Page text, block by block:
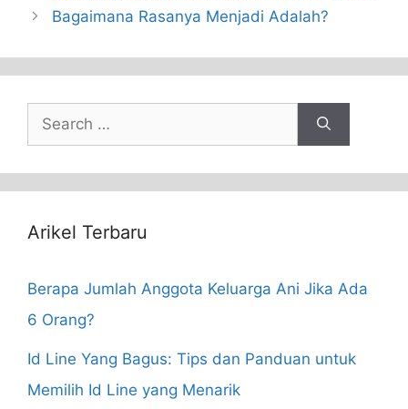
Bagaimana Rasanya Menjadi Adalah?
Search
for:
Arikel Terbaru
Berapa Jumlah Anggota Keluarga Ani Jika Ada
6 Orang?
Id Line Yang Bagus: Tips dan Panduan untuk
Memilih Id Line yang Menarik